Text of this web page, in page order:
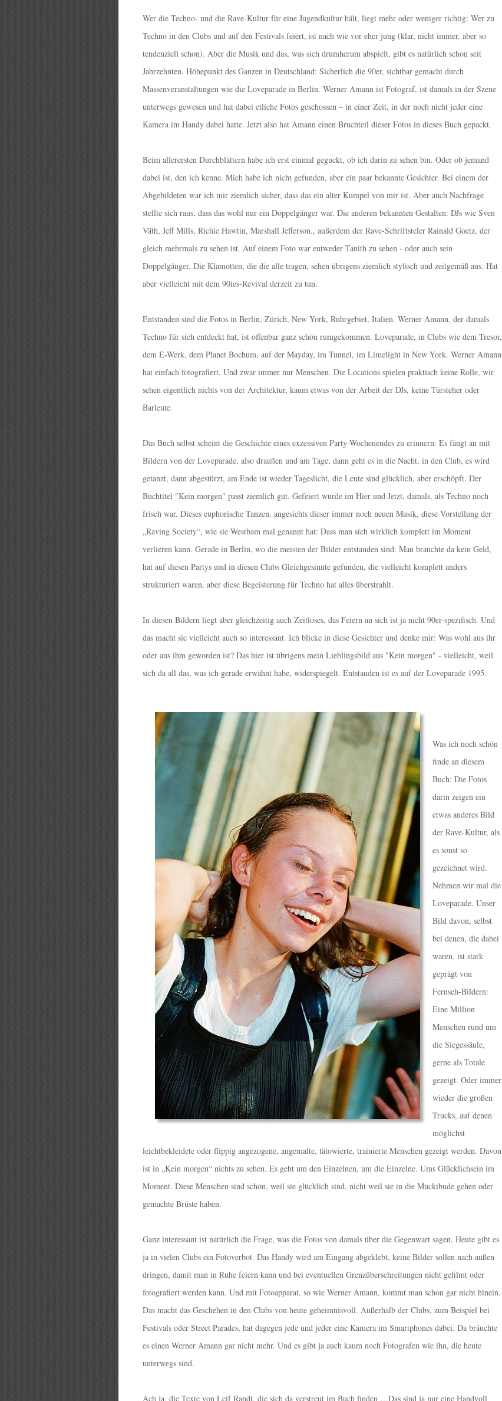
Wer die Techno- und die Rave-Kultur für eine Jugendkultur hält, liegt mehr oder weniger richtig: Wer zu
Techno in den Clubs und auf den Festivals feiert, ist nach wie vor eher jung (klar, nicht immer, aber so
tendenziell schon). Aber die Musik und das, was sich drumherum abspielt, gibt es natürlich schon seit
Jahrzehnten. Höhepunkt des Ganzen in Deutschland: Sicherlich die 90er, sichtbar gemacht durch
Massenveranstaltungen wie die Loveparade in Berlin. Werner Amann ist Fotograf, ist damals in der Szene
unterwegs gewesen und hat dabei etliche Fotos geschossen – in einer Zeit, in der noch nicht jeder eine
Kamera im Handy dabei hatte. Jetzt also hat Amann einen Bruchteil dieser Fotos in dieses Buch gepackt.
Beim allerersten Durchblättern habe ich erst einmal geguckt, ob ich darin zu sehen bin. Oder ob jemand
dabei ist, den ich kenne. Mich habe ich nicht gefunden, aber ein paar bekannte Gesichter. Bei einem der
Abgebildeten war ich mir ziemlich sicher, dass das ein alter Kumpel von mir ist. Aber auch Nachfrage
stellte sich raus, dass das wohl nur ein Doppelgänger war. Die anderen bekannten Gestalten: DJs wie Sven
Väth, Jeff Mills, Richie Hawtin, Marshall Jefferson., außerdem der Rave-Schriftsteler Rainald Goetz, der
gleich mehrmals zu sehen ist. Auf einem Foto war entweder Tanith zu sehen - oder auch sein
Doppelgänger. Die Klamotten, die die alle tragen, sehen übrigens ziemlich stylisch und zeitgemäß aus. Hat
aber vielleicht mit dem 90ies-Revival derzeit zu tun.
Entstanden sind die Fotos in Berlin, Zürich, New York, Ruhrgebiet, Italien. Werner Amann, der damals
Techno für sich entdeckt hat, ist offenbar ganz schön rumgekommen. Loveparade, in Clubs wie dem Tresor,
dem E-Werk, dem Planet Bochum, auf der Mayday, im Tunnel, im Limelight in New York. Werner Amann
hat einfach fotografiert. Und zwar immer nur Menschen. Die Locations spielen praktisch keine Rolle, wir
sehen eigentlich nichts von der Architektur, kaum etwas von der Arbeit der DJs, keine Türsteher oder
Barleute.
Das Buch selbst scheint die Geschichte eines exzessiven Party-Wochenendes zu erinnern: Es fängt an mit
Bildern von der Loveparade, also draußen und am Tage, dann geht es in die Nacht, in den Club, es wird
getanzt, dann abgestürzt, am Ende ist wieder Tageslicht, die Leute sind glücklich, aber erschöpft. Der
Buchtitel "Kein morgen" passt ziemlich gut. Gefeiert wurde im Hier und Jetzt, damals, als Techno noch
frisch war. Dieses euphorische Tanzen. angesichts dieser immer noch neuen Musik, diese Vorstellung der
„Raving Society“, wie sie Westbam mal genannt hat: Dass man sich wirklich komplett im Moment
verlieren kann. Gerade in Berlin, wo die meisten der Bilder entstanden sind: Man brauchte da kein Geld,
hat auf diesen Partys und in diesen Clubs Gleichgesinnte gefunden, die vielleicht komplett anders
strukturiert waren, aber diese Begeisterung für Techno hat alles überstrahlt.
In diesen Bildern liegt aber gleichzeitig auch Zeitloses, das Feiern an sich ist ja nicht 90er-spezifisch. Und
das macht sie vielleicht auch so interessant. Ich blicke in diese Gesichter und denke mir: Was wohl aus ihr
oder aus ihm geworden ist? Das hier ist übrigens mein Lieblingsbild aus "Kein morgen" - vielleicht, weil
sich da all das, was ich gerade erwähnt habe, widerspiegelt. Entstanden ist es auf der Loveparade 1995.
Was ich noch schön
finde an diesem
Buch: Die Fotos
darin zeigen ein
etwas anderes Bild
der Rave-Kultur, als
es sonst so
gezeichnet wird.
Nehmen wir mal die
Loveparade. Unser
Bild davon, selbst
bei denen, die dabei
waren, ist stark
geprägt von
Fernseh-Bildern:
Eine Million
Menschen rund um
die Siegessäule,
gerne als Totale
gezeigt. Oder immer
wieder die großen
Trucks, auf denen
möglichst
leichtbekleidete oder flippig angezogene, angemalte, tätowierte, trainierte Menschen gezeigt werden. Davon
ist in „Kein morgen“ nichts zu sehen. Es geht um den Einzelnen, um die Einzelne. Ums Glücklichsein im
Moment. Diese Menschen sind schön, weil sie glücklich sind, nicht weil sie in die Muckibude gehen oder
gemachte Brüste haben.
Ganz interessant ist natürlich die Frage, was die Fotos von damals über die Gegenwart sagen. Heute gibt es
ja in vielen Clubs ein Fotoverbot. Das Handy wird am Eingang abgeklebt, keine Bilder sollen nach außen
dringen, damit man in Ruhe feiern kann und bei eventuellen Grenzüberschreitungen nicht gefilmt oder
fotografiert werden kann. Und mit Fotoapparat, so wie Werner Amann, kommt man schon gar nicht hinein.
Das macht das Geschehen in den Clubs von heute geheimnisvoll. Außerhalb der Clubs, zum Beispiel bei
Festivals oder Street Parades, hat dagegen jede und jeder eine Kamera im Smartphones dabei. Da bräuchte
es einen Werner Amann gar nicht mehr. Und es gibt ja auch kaum noch Fotografen wie ihn, die heute
unterwegs sind.
Ach ja, die Texte von Leif Randt, die sich da verstreut im Buch finden …Das sind ja nur eine Handvoll